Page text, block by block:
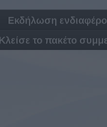
Εκδήλωση
Κλείσε το πακέτο